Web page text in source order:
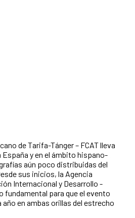
de Tarifa-Tánger – FCAT lleva
España y en el ámbito hispano-
aún poco distribuidas del
sus inicios, la Agencia
Internacional y Desarrollo -
fundamental para que el evento
año en ambas orillas del estrecho